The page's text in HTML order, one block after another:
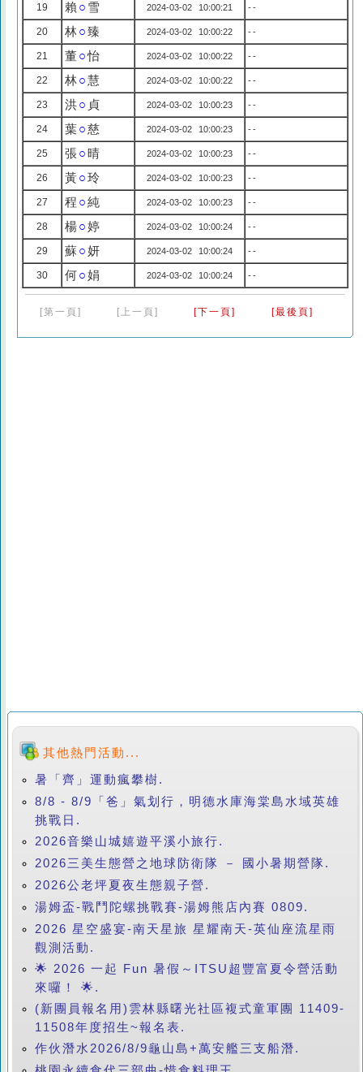
19 賴 ○ 雪 2024-03-02 10:00:21 --
20 林○臻 2024-03-02 10:00:22 --
21 董○怡 2024-03-02 10:00:22 --
22 林○慧 2024-03-02 10:00:22 --
23 洪○ 貞 2024-03-02 10:00:23 --
24 葉○慈 2024-03-02 10:00:23 --
25 張○ 晴 2024-03-02 10:00:23 --
26 黃○玲 2024-03-02 10:00:23 --
27 程 ○純 2024-03-02 10:00:23 --
28 楊○婷 2024-03-02 10:00:24 --
29 蘇○妍 2024-03-02 10:00:24 --
30 何○娟 2024-03-02 10:00:24 --
[第一頁] [上一頁] [下一頁] [最後頁]
其他熱門活動...
暑「齊」運動瘋攀樹.
8/8 - 8/9「爸」氣划行，明德水庫海棠島水域英雄
挑戰日.
2026音樂山城嬉遊平溪小旅行.
2026三美生態營之地球防衛隊 － 國小暑期營隊.
2026公老坪夏夜生態親子營.
湯姆盃-戰鬥陀螺挑戰賽-湯姆熊店內賽 0809.
2026 星空盛宴-南天星旅 星耀南天-英仙座流星雨
觀測活動.
🌟 2026 一起 Fun 暑假～ITSU超豐富夏令營活動
來囉！ 🌟.
(新團員報名用)雲林縣曙光社區複式童軍團 11409-
11508年度招生~報名表.
作伙潛水2026/8/9龜山島+萬安艦三支船潛.